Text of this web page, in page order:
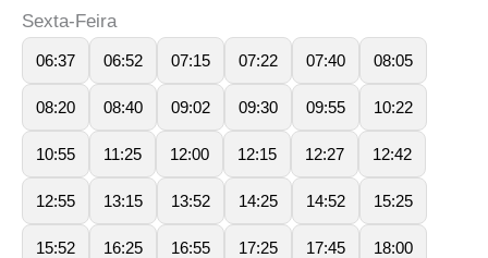
Sexta-Feira
06:37 06:52 07:15 07:22 07:40 08:05
08:20 08:40 09:02 09:30 09:55 10:22
10:55 11:25 12:00 12:15 12:27 12:42
12:55 13:15 13:52 14:25 14:52 15:25
15:52 16:25 16:55 17:25 17:45 18:00